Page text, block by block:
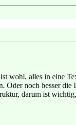
wohl, alles in eine
noch besser
darum ist